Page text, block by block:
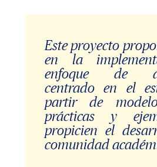
Este proyecto
en la
enfoque de
centrado en el
partir de
prácticas y
propicien el
comunidad